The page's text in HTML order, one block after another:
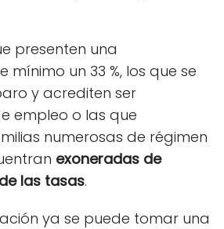
presenten una
un 33 %, los que se
y acrediten ser
empleo o las que
numerosas de régimen
exoneradas de
las tasas.
ya se puede tomar una